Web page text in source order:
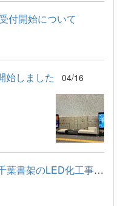
付開始について
始しました 04/16
（3/24更新）2階9類書架、旧千葉書架のLED化工事について